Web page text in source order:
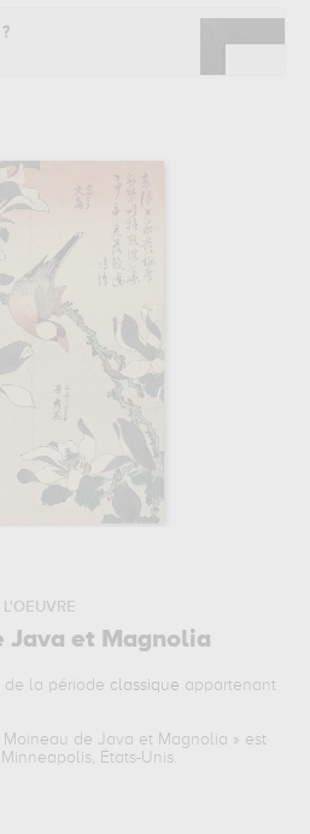
L'OEUVRE
Java et Magnolia
de la période classique appartenant
Moineau de Java et Magnolia » est
États-Unis.